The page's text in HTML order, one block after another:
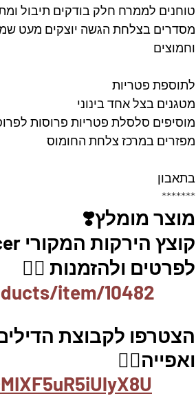
טוחנים לממרח חלק בודקים תיבול
מסדרים בצלחת הגשה יוצקים מעט
וחמוצים
לתוספת פטריות
מטגנים בצל אחד בינוני
מוסיפים סלסלת פטריות פרוסות
מפזרים במרכז צלחת החומוס
בתאבון
*******
מוצר מומלץ❣️
קוצץ הירקות המקורי master slicer חובה בכל מטבח.
לפרטים ולהזמנות 👇🏼
item/10482
הצטרפו לקבוצת
ואפייה👇🏽